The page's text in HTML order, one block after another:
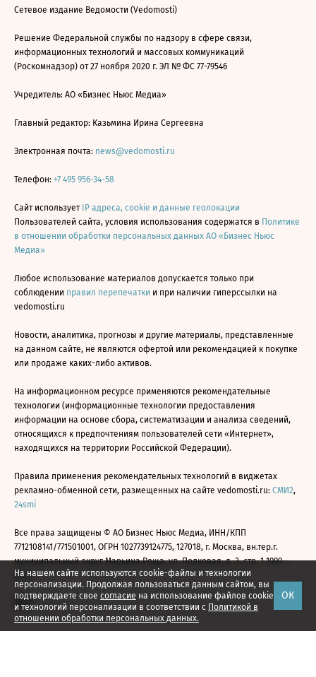
На нашем сайте используются cookie-файлы и технологии
персонализации. Продолжая пользоваться данным сайтом, вы
подтверждаете свое согласие на использование файлов cookie
и технологий персонализации в соответствии с Политикой в
отношении обработки персональных данных.
ОК
Сетевое издание Ведомости (Vedomosti)
Решение Федеральной службы по надзору в сфере связи,
информационных технологий и массовых коммуникаций
(Роскомнадзор) от 27 ноября 2020 г. ЭЛ № ФС 77-79546
Учредитель: АО «Бизнес Ньюс Медиа»
Главный редактор: Казьмина Ирина Сергеевна
Электронная почта: news@vedomosti.ru
Телефон: +7 495 956-34-58
Сайт использует IP адреса, cookie и данные геолокации
Пользователей сайта, условия использования содержатся в Политике
в отношении обработки персональных данных АО «Бизнес Ньюс
Медиа»
Любое использование материалов допускается только при
соблюдении правил перепечатки и при наличии гиперссылки на
vedomosti.ru
Новости, аналитика, прогнозы и другие материалы, представленные
на данном сайте, не являются офертой или рекомендацией к покупке
или продаже каких-либо активов.
На информационном ресурсе применяются рекомендательные
технологии (информационные технологии предоставления
информации на основе сбора, систематизации и анализа сведений,
относящихся к предпочтениям пользователей сети «Интернет»,
находящихся на территории Российской Федерации).
Правила применения рекомендательных технологий в виджетах
рекламно-обменной сети, размещенных на сайте vedomosti.ru: СМИ2,
24smi
Все права защищены © АО Бизнес Ньюс Медиа, ИНН/КПП
7712108141/771501001, ОГРН 1027739124775, 127018, г. Москва, вн.тер.г.
муниципальный округ Марьина Роща, ул. Полковая, д. 3, стр. 1 1999—
2026